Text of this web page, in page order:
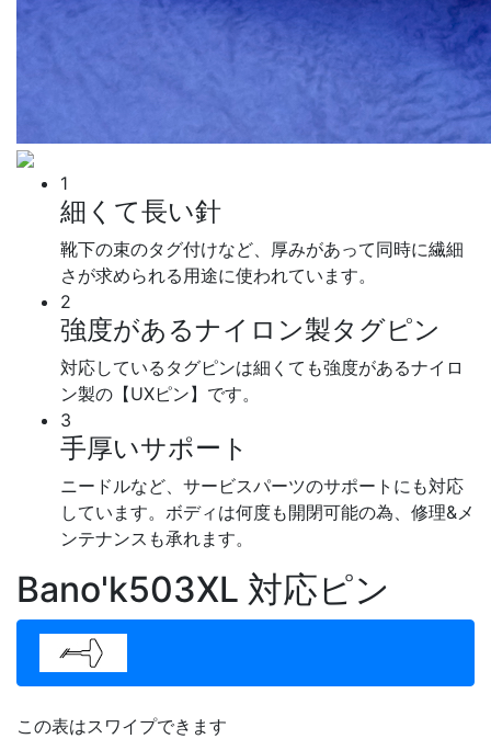
1
細くて長い針
靴下の束のタグ付けなど、厚みがあって同時に繊細
さが求められる用途に使われています。
2
強度があるナイロン製タグピン
対応しているタグピンは細くても強度があるナイロ
ン製の【UXピン】です。
3
手厚いサポート
ニードルなど、サービスパーツのサポートにも対応
しています。ボディは何度も開閉可能の為、修理&メ
ンテナンスも承れます。
Bano'k503XL 対応ピン
この表はスワイプできます